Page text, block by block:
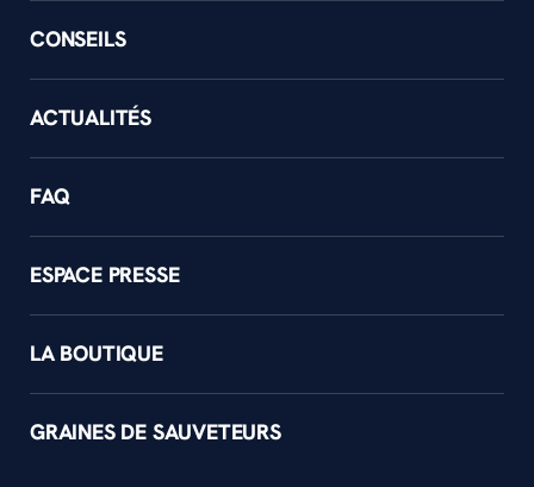
CONSEILS
ACTUALITÉS
FAQ
ESPACE PRESSE
LA BOUTIQUE
GRAINES DE SAUVETEURS